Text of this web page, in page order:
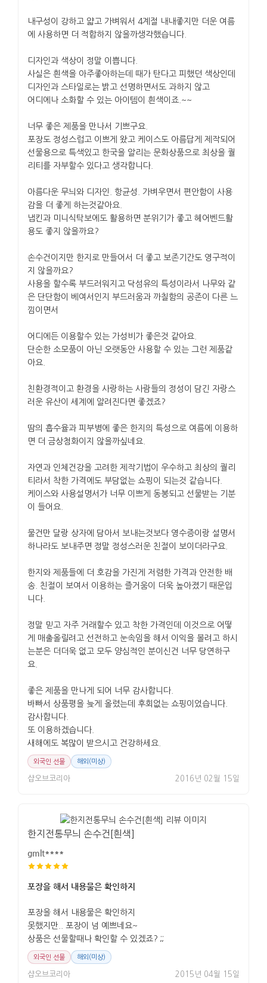
내구성이 강하고 얇고 가벼워서 4계절 내내좋지만 더운 여름
에 사용하면 더 적합하지 않을까생각했습니다.
디자인과 색상이 정말 이쁩니다.
사실은 흰색을 아주좋아하는데 때가 탄다고 피했던 색상인데
디자인과 스타일로는 밝고 선명하면서도 과하지 않고
어디에나 소화할 수 있는 아이템이 흰색이죠.~~
너무 좋은 제품을 만나서 기쁘구요.
포장도 정성스럽고 이쁘게 왔고 케이스도 아름답게 제작되어
선물용으로 특색있고 한국을 알리는 문화상품으로 최상을 퀄
리티를 자부할수 있다고 생각합니다.
아름다운 무늬와 디자인. 항균성. 가벼우면서 편안함이 사용
감을 더 좋게 하는것같아요.
냅킨과 미니식탁보에도 활용하면 분위기가 좋고 헤어벤드활
용도 좋지 않을까요?
손수건이지만 한지로 만들어서 더 좋고 보존기간도 영구적이
지 않을까요?
사용을 할수록 부드러워지고 닥섬유의 특성이라서 나무와 같
은 단단함이 베여서인지 부드러움과 까칠함의 공존이 다른 느
낌이면서
어디에든 이용할수 있는 가성비가 좋은것 같아요.
단순한 소모품이 아닌 오랫동안 사용할 수 있는 그런 제품같
아요.
친환경적이고 환경을 사랑하는 사람들의 정성이 담긴 자랑스
러운 유산이 세계에 알려진다면 좋겠죠?
땀의 흡수율과 피부병에 좋은 한지의 특성으로 여름에 이용하
면 더 금상첨화이지 않을까싶네요.
자연과 인체건강을 고려한 제작기법이 우수하고 최상의 퀄리
티라서 착한 가격에도 부담없는 쇼핑이 되는것 같습니다.
케이스와 사용설명서가 너무 이쁘게 동봉되고 선물받는 기분
이 들어요.
물건만 달랑 상자에 담아서 보내는것보다 영수증이랑 설명서
하나라도 보내주면 정말 정성스러운 친절이 보이더라구요.
한지와 제품들에 더 호감을 가진게 저렴한 가격과 안전한 배
송. 친절이 보여서 이용하는 즐거움이 더욱 높아졌기 때문입
니다.
정말 믿고 자주 거래할수 있고 착한 가격인데 이것으로 어떻
게 매출올릴려고 선전하고 눈속임을 해서 이익을 볼려고 하시
는분은 더더욱 없고 모두 양심적인 분이신건 너무 당연하구
요.
좋은 제품을 만나게 되어 너무 감사합니다.
바빠서 상품평을 늦게 올렸는데 후회없는 쇼핑이었습니다.
감사합니다.
또 이용하겠습니다.
새해에도 복많이 받으시고 건강하세요.
외국인 선물 해외(미상)
샵오브코리아 2016년 02월 15일
한지전통무늬 손수건[흰색]
gmlt****
포장을 해서 내용물은 확인하지
포장을 해서 내용물은 확인하지
못했지만.. 포장이 넘 예쁘네요~
상품은 선물할때나 확인할 수 있겠죠? ;;
외국인 선물 해외(미상)
샵오브코리아 2015년 04월 15일